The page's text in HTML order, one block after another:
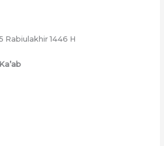
Rabiulakhir 1446 H